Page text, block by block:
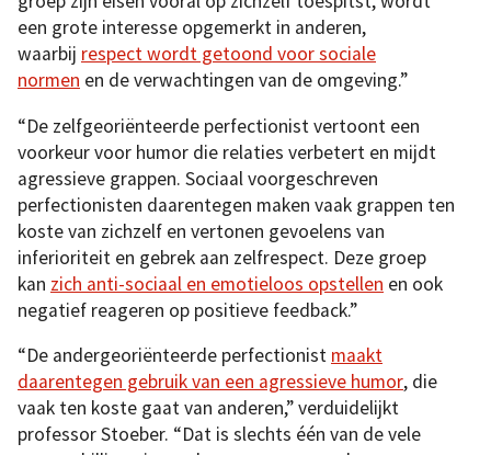
een grote interesse opgemerkt in anderen,
waarbij respect wordt getoond voor sociale
normen en de verwachtingen van de omgeving.”
“De zelfgeoriënteerde perfectionist vertoont een
voorkeur voor humor die relaties verbetert en mijdt
agressieve grappen. Sociaal voorgeschreven
perfectionisten daarentegen maken vaak grappen ten
koste van zichzelf en vertonen gevoelens van
inferioriteit en gebrek aan zelfrespect. Deze groep
kan zich anti-sociaal en emotieloos opstellen en ook
negatief reageren op positieve feedback.”
“De andergeoriënteerde perfectionist maakt
daarentegen gebruik van een agressieve humor, die
vaak ten koste gaat van anderen,” verduidelijkt
professor Stoeber. “Dat is slechts één van de vele